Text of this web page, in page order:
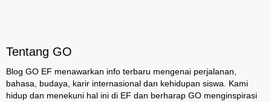
Tentang GO
Blog GO EF menawarkan info terbaru mengenai perjalanan,
bahasa, budaya, karir internasional dan kehidupan siswa. Kami
hidup dan menekuni hal ini di EF dan berharap GO menginspirasi